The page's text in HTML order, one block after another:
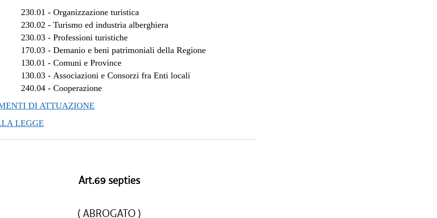
al 28/03/2018
2017 al 04/01/2018
2017 al 10/11/2017
2017 al 08/11/2017
2017 al 09/08/2017
2017 al 17/05/2017
2017 al 14/04/2017
al 08/01/2017
230.01 -Organizzazione turistica
230.02 -Turismo ed industria alberghiera
230.03 -Professioni turistiche
170.03 -Demanio e beni patrimoniali della Regione
130.01 -Comuni e Province
130.03 -Associazioni e Consorzi fra Enti locali
240.04 -Cooperazione
DI ATTUAZIONE
LEGGE
Art.69 septies
( ABROGATO )